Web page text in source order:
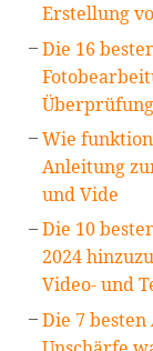
Erstellung
Die 16
Überprüfung
Wie
Anleitung
und Vide
Die 10
2024
Video- und
Die 7